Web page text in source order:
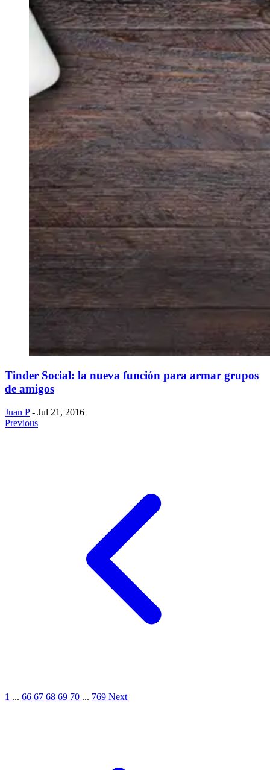
Tinder Social: la nueva función para armar grupos
de amigos
Juan P - Jul 21, 2016
Previous
1 ... 66 67 68 69 70 ... 769 Next